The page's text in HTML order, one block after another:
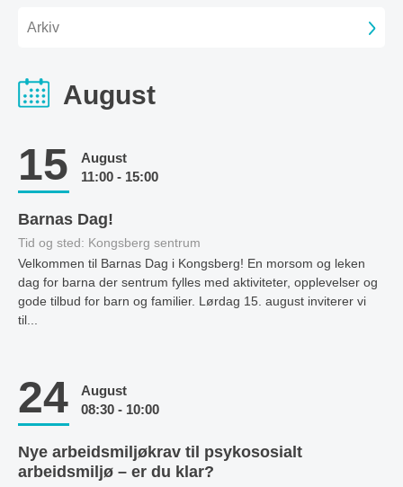
Arkiv
August
15
August
11:00 - 15:00
Barnas Dag!
Tid og sted: Kongsberg sentrum
Velkommen til Barnas Dag i Kongsberg! En morsom og leken
dag for barna der sentrum fylles med aktiviteter, opplevelser og
gode tilbud for barn og familier. Lørdag 15. august inviterer vi
til...
24
August
08:30 - 10:00
Nye arbeidsmiljøkrav til psykososialt
arbeidsmiljø – er du klar?